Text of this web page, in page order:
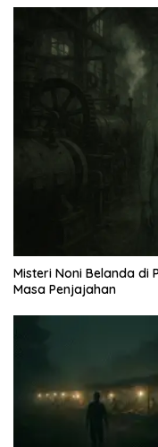
Misteri Noni Belanda di
Masa Penjajahan